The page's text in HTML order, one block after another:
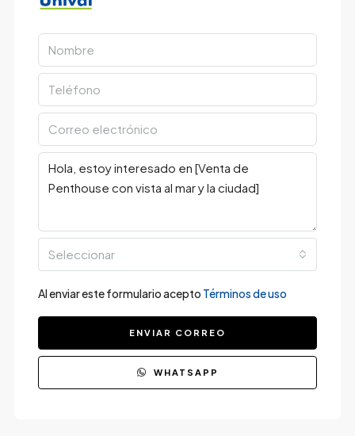
Seleccionar
Al enviar este formulario acepto Términos de uso
ENVIAR CORREO
WHATSAPP